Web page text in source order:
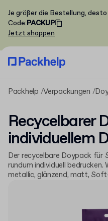
Je größer die Bestellung,
Code:PACKUP
Jetzt shoppen
Packhelp Verpackungen
Recycelbarer
individuellem
Der recycelbare Doypack für
rundum individuell
metallic, glänzend, matt,